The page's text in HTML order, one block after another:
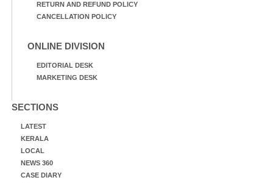
RETURN AND REFUND POLICY
CANCELLATION POLICY
ONLINE DIVISION
EDITORIAL DESK
MARKETING DESK
SECTIONS
LATEST
KERALA
LOCAL
NEWS 360
CASE DIARY